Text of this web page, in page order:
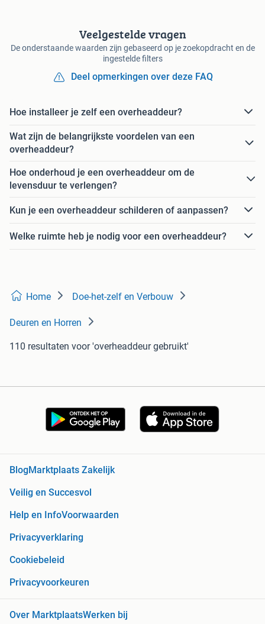
Veelgestelde vragen
De onderstaande waarden zijn gebaseerd op je zoekopdracht en de
ingestelde filters
Deel opmerkingen over deze FAQ
Hoe installeer je zelf een overheaddeur?
Wat zijn de belangrijkste voordelen van een
overheaddeur?
Hoe onderhoud je een overheaddeur om de
levensduur te verlengen?
Kun je een overheaddeur schilderen of aanpassen?
Welke ruimte heb je nodig voor een overheaddeur?
Home Doe-het-zelf en Verbouw
Deuren en Horren
110 resultaten voor 'overheaddeur gebruikt'
Blog Marktplaats Zakelijk
Veilig en Succesvol
Help en InfoVoorwaarden
Privacyverklaring
Cookiebeleid
Privacyvoorkeuren
Over MarktplaatsWerken bij